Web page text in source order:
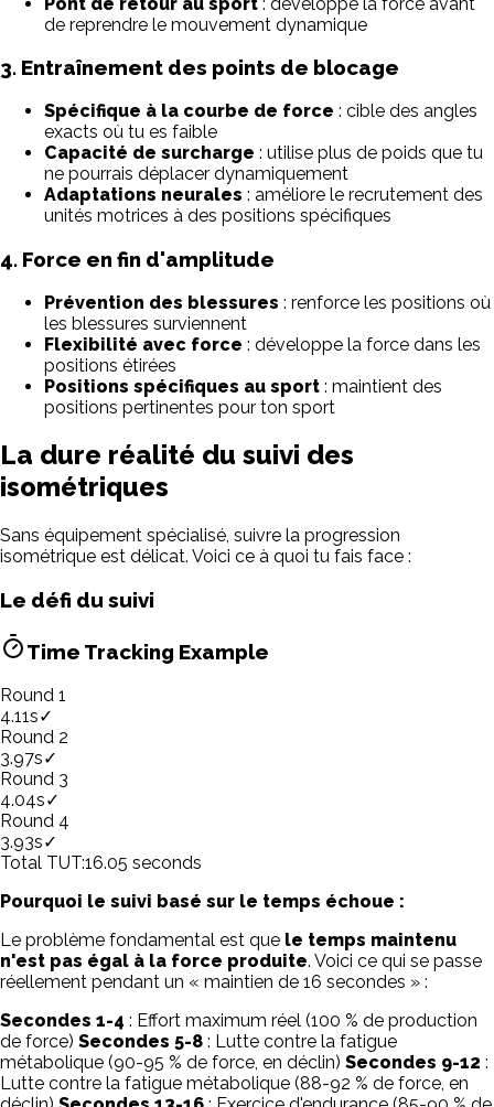
de reprendre le mouvement dynamique
3. Entraînement des points de blocage
Spécifique à la courbe de force : cible des angles
exacts où tu es faible
Capacité de surcharge : utilise plus de poids que tu
ne pourrais déplacer dynamiquement
Adaptations neurales : améliore le recrutement des
unités motrices à des positions spécifiques
4. Force en fin d'amplitude
Prévention des blessures : renforce les positions où
les blessures surviennent
Flexibilité avec force : développe la force dans les
positions étirées
Positions spécifiques au sport : maintient des
positions pertinentes pour ton sport
La dure réalité du suivi des
isométriques
Sans équipement spécialisé, suivre la progression
isométrique est délicat. Voici ce à quoi tu fais face :
Le défi du suivi
Time Tracking Example
Round 1
4.11s✓
Round 2
3.97s✓
Round 3
4.04s✓
Round 4
3.93s✓
Total TUT:16.05 seconds
Pourquoi le suivi basé sur le temps échoue :
Le problème fondamental est que le temps maintenu
n'est pas égal à la force produite. Voici ce qui se passe
réellement pendant un « maintien de 16 secondes » :
Secondes 1-4 : Effort maximum réel (100 % de production
de force) Secondes 5-8 : Lutte contre la fatigue
métabolique (90-95 % de force, en déclin) Secondes 9-12 :
Lutte contre la fatigue métabolique (88-92 % de force, en